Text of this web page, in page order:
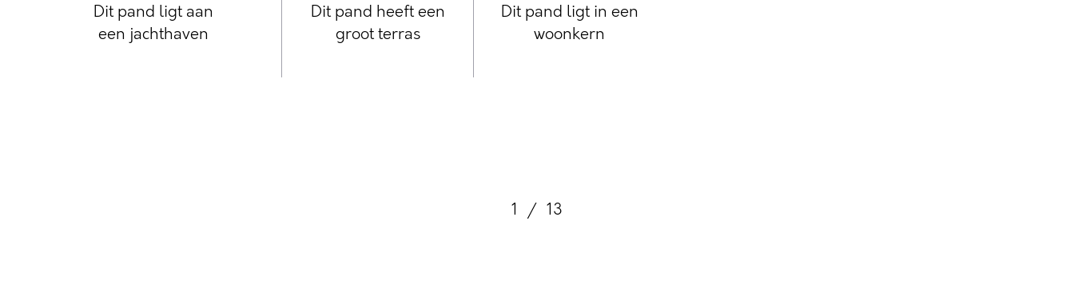
Dit pand ligt aan
een jachthaven
Dit pand heeft een
groot terras
Dit pand ligt in een
woonkern
1 / 13